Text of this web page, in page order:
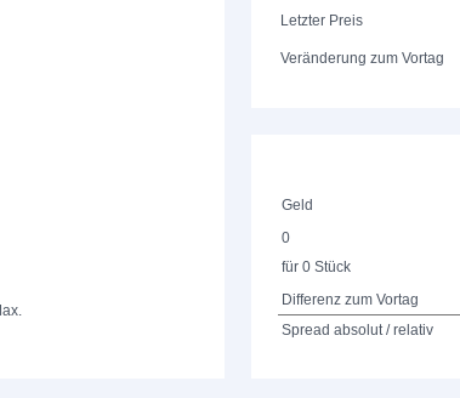
Letzter Preis
Veränderung zum Vortag
Geld
0
für 0 Stück
Differenz zum Vortag
Spread absolut / relativ